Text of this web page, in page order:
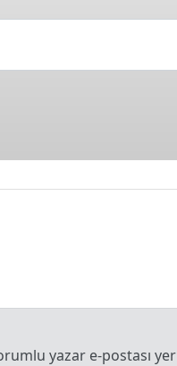
yazar e-postası yer